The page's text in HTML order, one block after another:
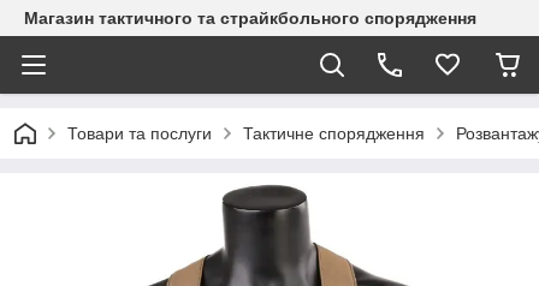
Магазин тактичного та страйкбольного спорядження
Товари та послуги Тактичне спорядження